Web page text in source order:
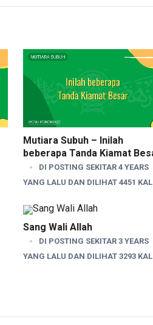
Mutiara Subuh – Inilah
beberapa Tanda Kiamat
DI POSTING SEKITAR 4 YEARS
YANG LALU DAN DILIHAT 4451
Sang Wali Allah
DI POSTING SEKITAR 3 YEARS
YANG LALU DAN DILIHAT 3293